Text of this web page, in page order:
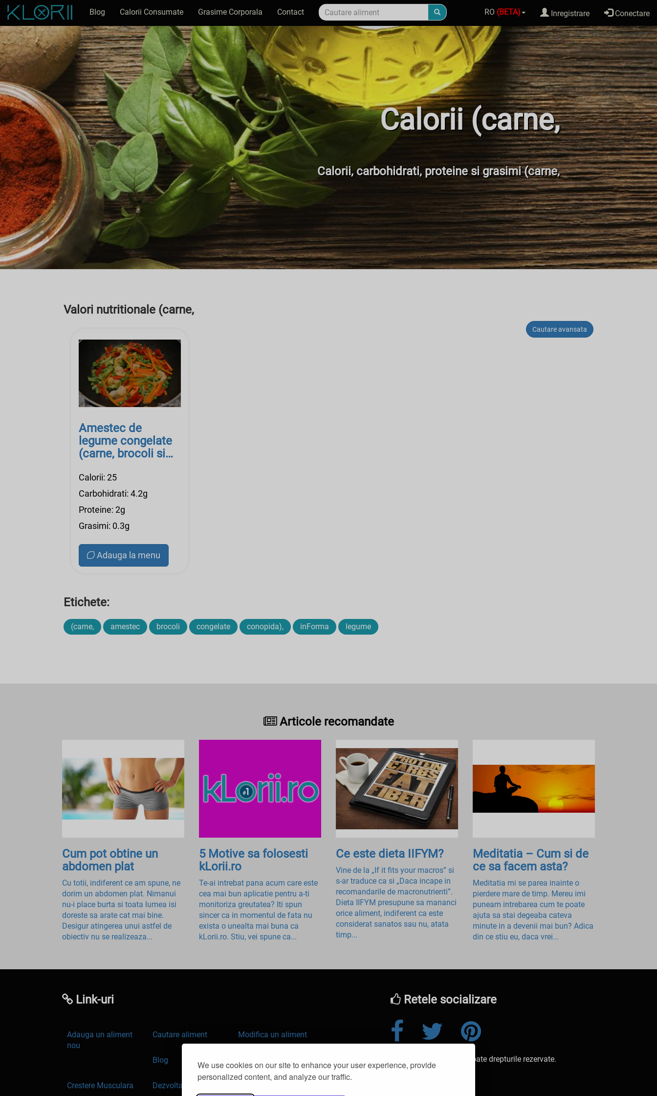
We use cookies on our site to enhance your user experience, provide
personalized content, and analyze our traffic.
Blog Calorii Consumate Grasime Corporala Contact RO (BETA) Inregistrare Conectare
Calorii (carne,
Calorii, carbohidrati, proteine si grasimi (carne,
Valori nutritionale (carne,
Cautare avansata
Amestec de
legume congelate
(carne, brocoli si
Calorii: 25
Carbohidrati: 4.2g
Proteine: 2g
Grasimi: 0.3g
Adauga la menu
Etichete:
(carne, amestec brocoli congelate conopida), inForma legume
Articole recomandate
Cum pot obtine un
abdomen plat
Cu totii, indiferent ce am spune, ne
dorim un abdomen plat. Nimanui
nu-i place burta si toata lumea isi
doreste sa arate cat mai bine.
Desigur atingerea unui astfel de
obiectiv nu se realizeaza...
5 Motive sa folosesti
kLorii.ro
Te-ai intrebat pana acum care este
cea mai bun aplicatie pentru a-ti
monitoriza greutatea? Iti spun
sincer ca in momentul de fata nu
exista o unealta mai buna ca
kLorii.ro. Stiu, vei spune ca...
Ce este dieta IIFYM?
Vine de la „If it fits your macros” si
s-ar traduce ca si „Daca incape in
recomandarile de macronutrienti”.
Dieta IIFYM presupune sa mananci
orice aliment, indiferent ca este
considerat sanatos sau nu, atata
timp...
Meditatia – Cum si de
ce sa facem asta?
Meditatia mi se parea inainte o
pierdere mare de timp. Mereu imi
puneam intrebarea cum te poate
ajuta sa stai degeaba cateva
minute in a devenii mai bun? Adica
din ce stiu eu, daca vrei...
Link-uri
Adauga un aliment
nou
Cautare aliment Modifica un aliment
Blog Slabit
Crestere Musculara Dezvoltare Personala
Retele socializare
© 2016-2026 klorii.ro. Toate drepturile rezervate.